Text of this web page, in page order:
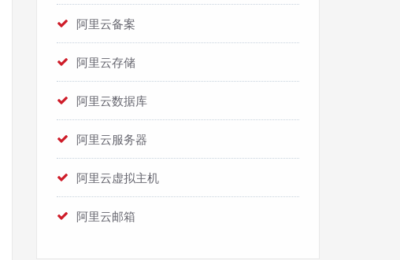
阿里云备案
阿里云存储
阿里云数据库
阿里云服务器
阿里云虚拟主机
阿里云邮箱